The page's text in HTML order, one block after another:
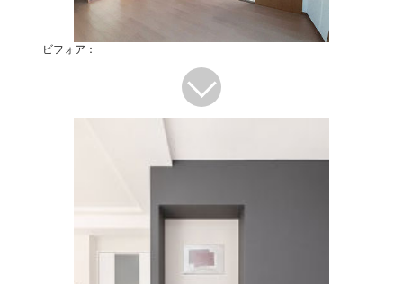
ビフォア：